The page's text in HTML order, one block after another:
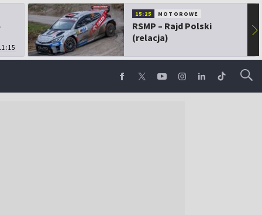
15:25 MOTOROWE
RSMP – Rajd Polski
(relacja)
▶